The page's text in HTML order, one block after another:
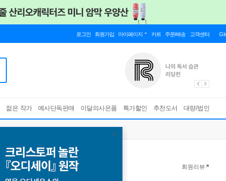
로그인 회원가입 마이페이지 카트 주문/배송 고객센터
젊은 작가 예사단독판매 이달의사은품 특가할인 추천도서 대량/법인
회원리뷰